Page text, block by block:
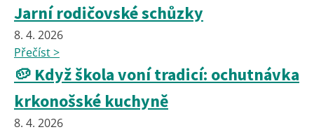
Jarní rodičovské schůzky
8. 4. 2026
Přečíst >
🥔 Když škola voní tradicí: ochutnávka
krkonošské kuchyně
8. 4. 2026